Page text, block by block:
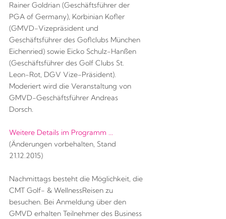
Rainer Goldrian (Geschäftsführer der
PGA of Germany), Korbinian Kofler
(GMVD-Vizepräsident und
Geschäftsführer des Goflclubs München
Eichenried) sowie Eicko Schulz-Hanßen
(Geschäftsführer des Golf Clubs St.
Leon-Rot, DGV Vize-Präsident).
Moderiert wird die Veranstaltung von
GMVD-Geschäftsführer Andreas
Dorsch.
Weitere Details im Programm ...
(Änderungen vorbehalten, Stand
21.12.2015)
Nachmittags besteht die Möglichkeit, die
CMT Golf- & WellnessReisen zu
besuchen. Bei Anmeldung über den
GMVD erhalten Teilnehmer des Business